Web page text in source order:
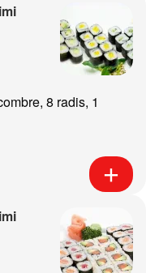
8 radis, 1